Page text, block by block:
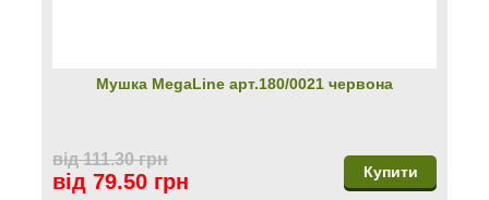
Мушка MegaLine арт.180/0021 червона
від 111.30 грн
від 79.50 грн Купити